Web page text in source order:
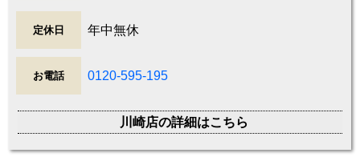
定休日 年中無休
お電話 0120-595-195
川崎店の詳細はこちら